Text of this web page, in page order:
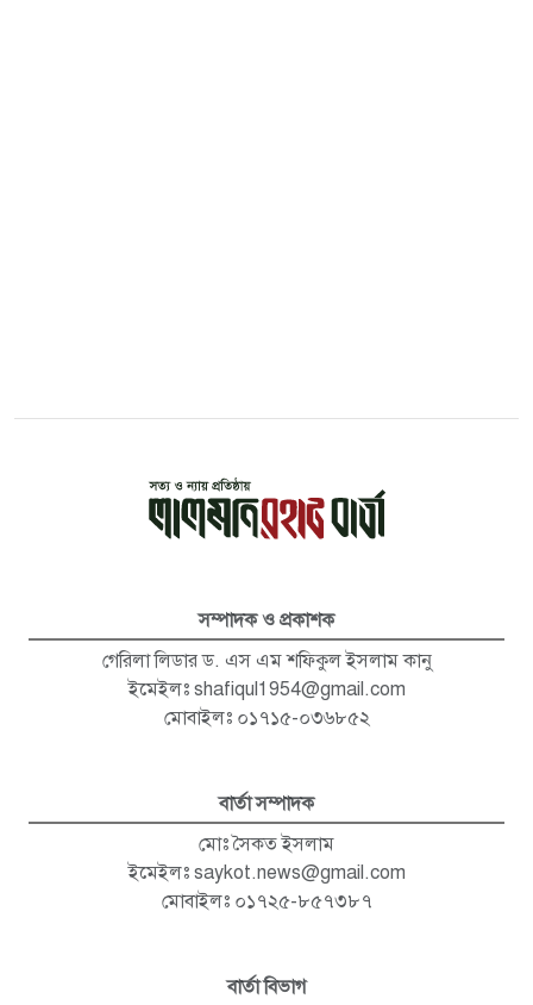
সম্পাদক ও প্রকাশক
গেরিলা লিডার ড. এস এম শফিকুল ইসলাম কানু
ইমেইলঃ shafiqul1954@gmail.com
মোবাইলঃ ০১৭১৫-০৩৬৮৫২
বার্তা সম্পাদক
মোঃ সৈকত ইসলাম
ইমেইলঃ saykot.news@gmail.com
মোবাইলঃ ০১৭২৫-৮৫৭৩৮৭
বার্তা বিভাগ